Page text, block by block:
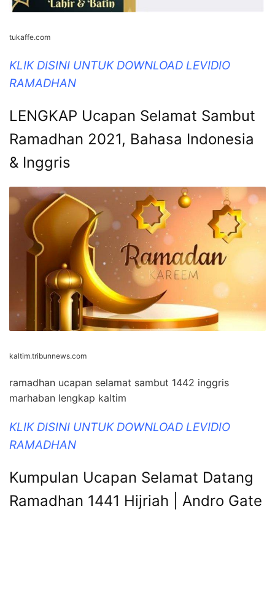
tukaffe.com
KLIK DISINI UNTUK DOWNLOAD LEVIDIO
RAMADHAN
LENGKAP Ucapan Selamat Sambut
Ramadhan 2021, Bahasa Indonesia
& Inggris
kaltim.tribunnews.com
ramadhan ucapan selamat sambut 1442 inggris
marhaban lengkap kaltim
KLIK DISINI UNTUK DOWNLOAD LEVIDIO
RAMADHAN
Kumpulan Ucapan Selamat Datang
Ramadhan 1441 Hijriah | Andro Gate